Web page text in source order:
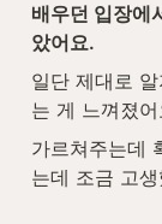
배우던 입장에
았어요.
일단 제대로
는 게 느껴졌어
가르쳐주는데
는데 조금 고